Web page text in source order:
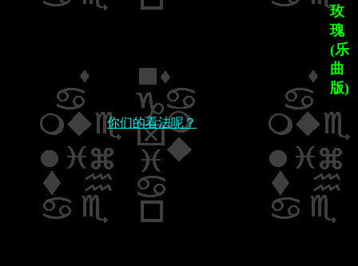
玫
瑰
(乐
曲
版)
你们的看法呢？